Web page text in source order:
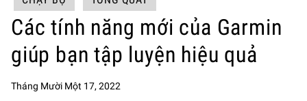
Các tính năng mới của Garmin
giúp bạn tập luyện hiệu quả
Tháng Mười Một 17, 2022